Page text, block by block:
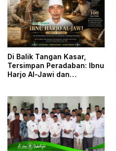
Di Balik Tangan Kasar,
Tersimpan Peradaban: Ibnu
Harjo Al-Jawi dan
Islam